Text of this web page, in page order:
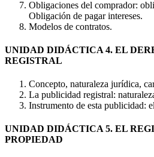
Obligaciones del comprador:
Obligación de pagar intereses.
Modelos de contratos.
UNIDAD DIDÁCTICA 4. EL
REGISTRAL
Concepto, naturaleza jurídica,
La publicidad registral:
Instrumento de esta publicidad:
UNIDAD DIDÁCTICA 5. EL
PROPIEDAD